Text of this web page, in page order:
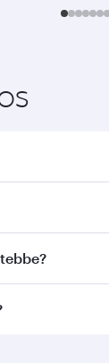
na